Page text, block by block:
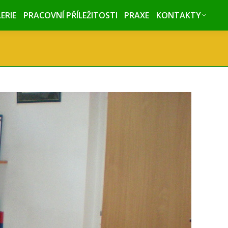
PRACOVNÍ PŘÍLEŽITOSTI PRAXE KONTAKTY
PRACOVNÍ PŘÍLEŽITOSTI PRAXE KONTAKTY